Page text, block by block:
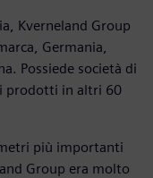
Kverneland Group
Germania,
Possiede società di
prodotti in altri 60
più importanti
Group era molto